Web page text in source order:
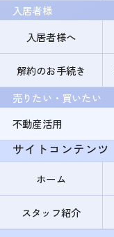
入居者様
入居者様へ
解約のお手続き
売りたい・買いたい
不動産活用
サイトコンテンツ
ホーム
スタッフ紹介